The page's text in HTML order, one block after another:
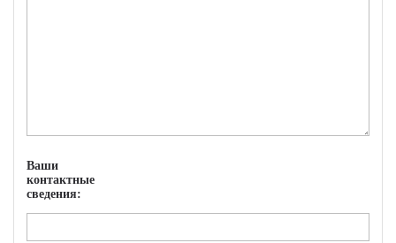
Ваши
контактные
сведения: